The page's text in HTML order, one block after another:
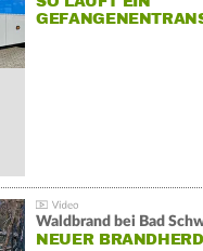
Waldbrand bei Bad
NEUER